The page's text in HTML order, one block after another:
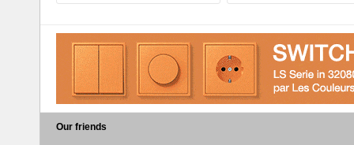
Our friends